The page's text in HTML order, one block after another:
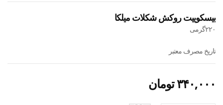
بیسکوییت روکش شکلات میلکا
۲۲۰گرمی
تاریخ مصرف معتبر
۳۴۰,۰۰۰تومان